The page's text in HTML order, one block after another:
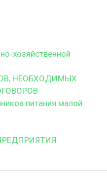
хозяйственной
НЕОБХОДИМЫХ
питания малой